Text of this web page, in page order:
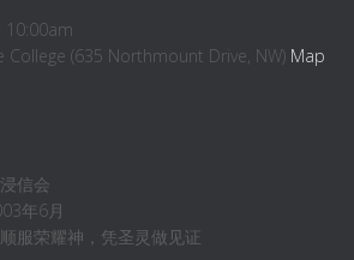
10:00am
(635 Northmount Drive, NW) Map
信会
年6月
服荣耀神，凭圣灵做见证